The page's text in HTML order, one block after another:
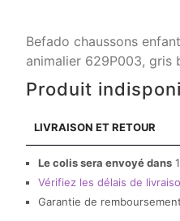
Befado chaussons
animalier 629P003, gris
Produit
LIVRAISON ET RETOUR
Le colis sera envoyé dans
Vérifiez les délais de
Garantie de remboursement